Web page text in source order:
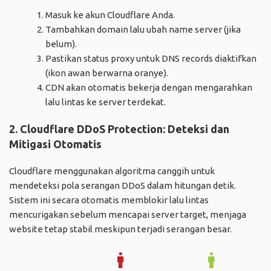
Masuk ke akun Cloudflare Anda.
Tambahkan domain lalu ubah name server (jika
belum).
Pastikan status proxy untuk DNS records diaktifkan
(ikon awan berwarna oranye).
CDN akan otomatis bekerja dengan mengarahkan
lalu lintas ke server terdekat.
2. Cloudflare DDoS Protection: Deteksi dan
Mitigasi Otomatis
Cloudflare menggunakan algoritma canggih untuk
mendeteksi pola serangan DDoS dalam hitungan detik.
Sistem ini secara otomatis memblokir lalu lintas
mencurigakan sebelum mencapai server target, menjaga
website tetap stabil meskipun terjadi serangan besar.